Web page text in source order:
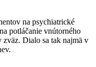
na psychiatrické
potláčanie vnútorného
Dialo sa tak najmä v